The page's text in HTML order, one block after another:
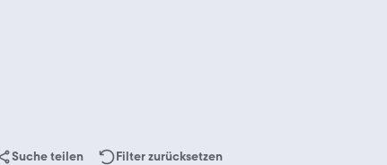
Suche teilen Filter zurücksetzen